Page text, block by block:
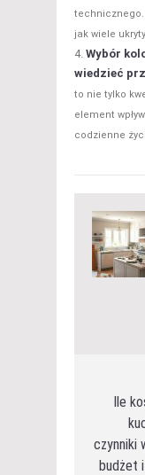
technicznego.
jak wiele
Wybór
wiedzieć
to nie tylko
element
codzienne
Ile
czynniki
budżet